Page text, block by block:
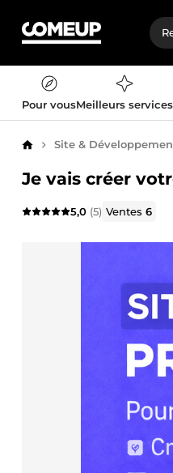
Pour vousMeilleurs services
AccueilSite &
Je vais créer
5,0 (5) Ventes6